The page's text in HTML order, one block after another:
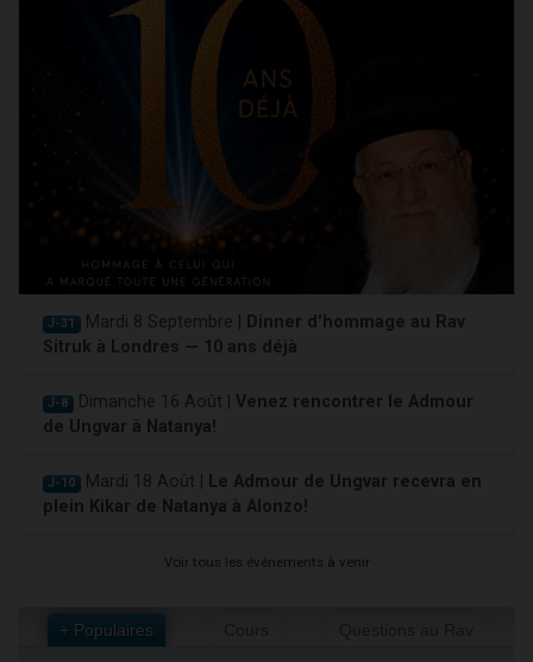
J-31 Mardi 8 Septembre |
Dinner d'hommage au Rav
Sitruk à Londres — 10 ans déjà
J-8 Dimanche 16 Août | Venez rencontrer le Admour
de Ungvar à Natanya!
J-10 Mardi 18 Août |
Le Admour de Ungvar recevra en
plein Kikar de Natanya à Alonzo!
Voir tous les événements à venir
+ Populaires